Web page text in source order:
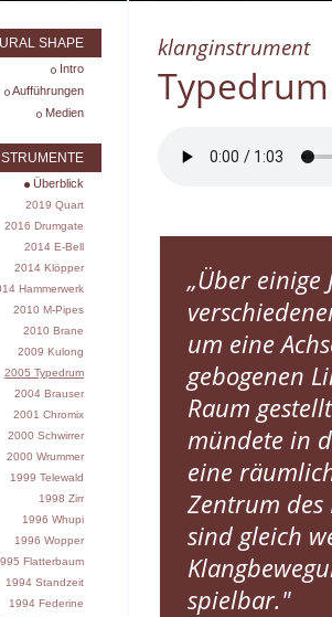
SHAPE
Intro
Aufführungen
Medien
Überblick
2019 Quart
2016 Drumgate
2014 E-Bell
2014 Klöpper
Hammerwerk
2010 M-Pipes
2010 Brane
2009 Kulong
2005 Typedrum
2004 Brauser
2001 Chromix
2000 Schwirrer
2000 Wrummer
1999 Telewald
1998 Zirr
1996 Whupi
1996 Wopper
Flatterbaum
1994 Standzeit
1994 Federine
klanginstrument
Typedrum
„Über
um eine
gebogenen
Raum
mündete in
eine
Zentrum des
sind gleich
spielbar."